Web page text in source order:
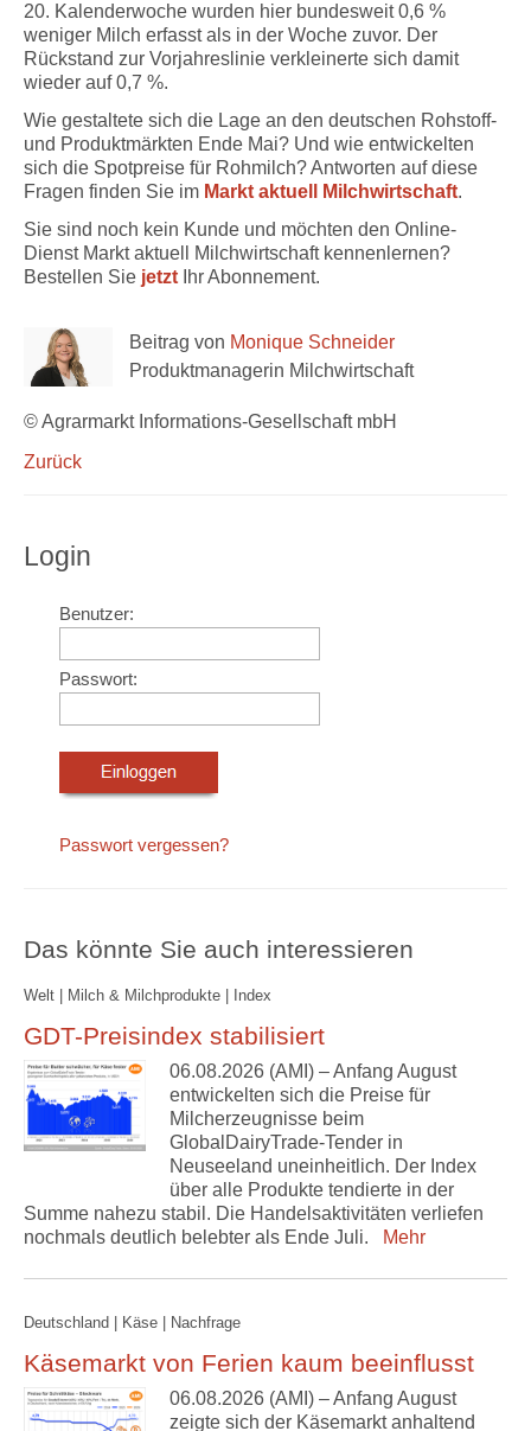
20. Kalenderwoche wurden hier bundesweit 0,6 %
weniger Milch erfasst als in der Woche zuvor. Der
Rückstand zur Vorjahreslinie verkleinerte sich damit
wieder auf 0,7 %.
Wie gestaltete sich die Lage an den deutschen Rohstoff-
und Produktmärkten Ende Mai? Und wie entwickelten
sich die Spotpreise für Rohmilch? Antworten auf diese
Fragen finden Sie im Markt aktuell Milchwirtschaft.
Sie sind noch kein Kunde und möchten den Online-
Dienst Markt aktuell Milchwirtschaft kennenlernen?
Bestellen Sie jetzt Ihr Abonnement.
Beitrag von Monique Schneider
Produktmanagerin Milchwirtschaft
© Agrarmarkt Informations-Gesellschaft mbH
Zurück
Login
Benutzer:
Passwort:
Passwort vergessen?
Das könnte Sie auch interessieren
Welt | Milch & Milchprodukte | Index
GDT-Preisindex stabilisiert
06.08.2026 (AMI) – Anfang August
entwickelten sich die Preise für
Milcherzeugnisse beim
GlobalDairyTrade-Tender in
Neuseeland uneinheitlich. Der Index
über alle Produkte tendierte in der
Summe nahezu stabil. Die Handelsaktivitäten verliefen
nochmals deutlich belebter als Ende Juli.
Mehr
Deutschland | Käse | Nachfrage
Käsemarkt von Ferien kaum beeinflusst
06.08.2026 (AMI) – Anfang August
zeigte sich der Käsemarkt anhaltend